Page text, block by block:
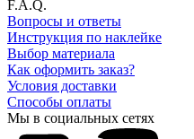
F.A.Q.
Вопросы и ответы
Инструкция по наклейке
Выбор материала
Как оформить заказ?
Условия доставки
Способы оплаты
Мы в социальных сетях